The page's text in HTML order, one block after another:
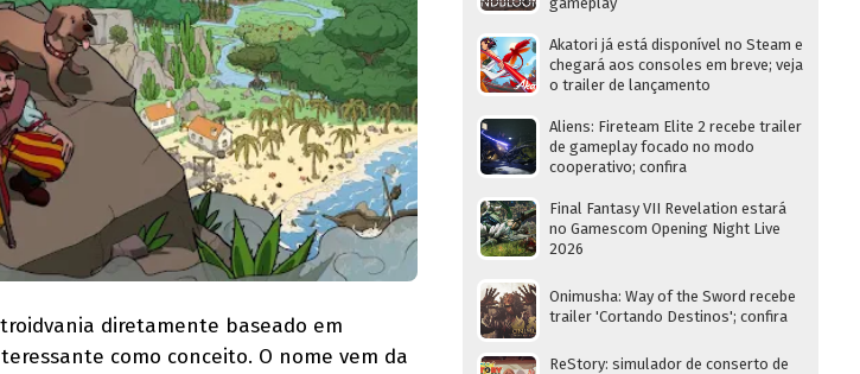
diretamente baseado em
como conceito. O nome vem da
Akatori já está disponível no Steam e
chegará aos consoles em breve; veja
o trailer de lançamento
Aliens: Fireteam Elite 2 recebe trailer
de gameplay focado no modo
cooperativo; confira
Final Fantasy VII Revelation estará
no Gamescom Opening Night Live
2026
Onimusha: Way of the Sword recebe
trailer 'Cortando Destinos'; confira
ReStory: simulador de conserto de